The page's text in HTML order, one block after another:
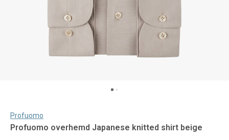
Profuomo
Profuomo overhemd Japanese knitted shirt beige